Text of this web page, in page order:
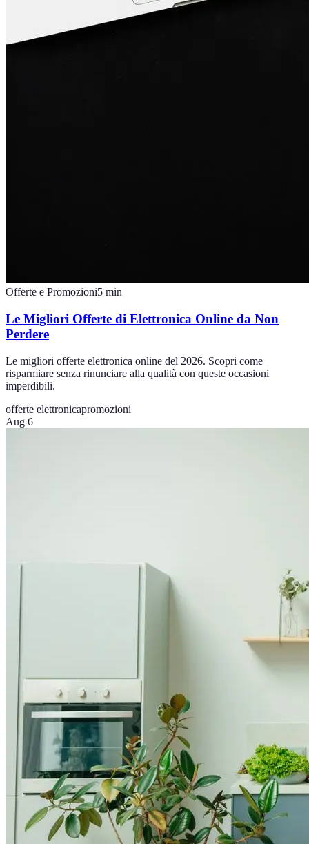
Offerte e Promozioni5 min
Le Migliori Offerte di Elettronica Online da Non
Perdere
Le migliori offerte elettronica online del 2026. Scopri come
risparmiare senza rinunciare alla qualità con queste occasioni
imperdibili.
offerte elettronicapromozioni
Aug 6